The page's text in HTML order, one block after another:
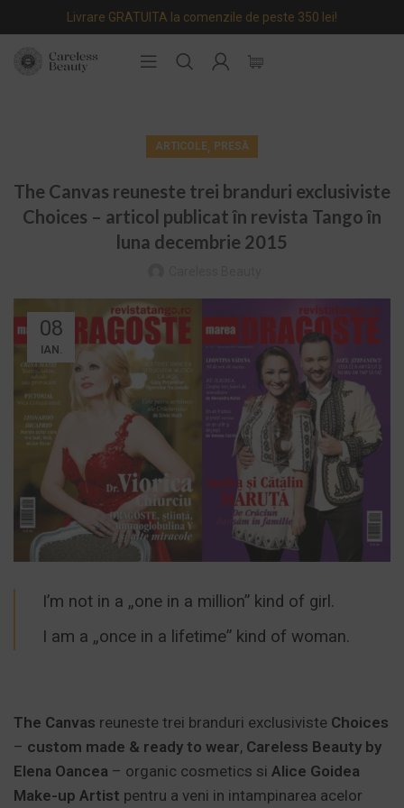
Livrare GRATUITA la comenzile de peste 350 lei!
ARTICOLE, PRESĂ
The Canvas reuneste trei branduri exclusiviste
Choices – articol publicat în revista Tango în
luna decembrie 2015
08
IAN.
I’m not in a „one in a million” kind of girl.
I am a „once in a lifetime” kind of woman.
The Canvas reuneste trei branduri exclusiviste Choices
– custom made & ready to wear, Careless Beauty by
Elena Oancea – organic cosmetics si Alice Goidea
Make-up Artist pentru a veni in intampinarea acelor